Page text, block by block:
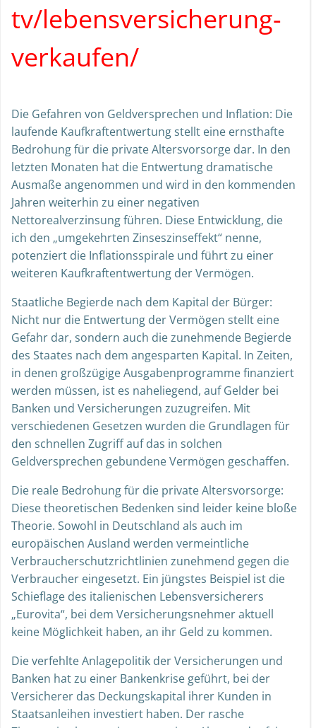
tv/lebensversicherung-
verkaufen/
Die Gefahren von Geldversprechen und Inflation: Die
laufende Kaufkraftentwertung stellt eine ernsthafte
Bedrohung für die private Altersvorsorge dar. In den
letzten Monaten hat die Entwertung dramatische
Ausmaße angenommen und wird in den kommenden
Jahren weiterhin zu einer negativen
Nettorealverzinsung führen. Diese Entwicklung, die
ich den „umgekehrten Zinseszinseffekt“ nenne,
potenziert die Inflationsspirale und führt zu einer
weiteren Kaufkraftentwertung der Vermögen.
Staatliche Begierde nach dem Kapital der Bürger:
Nicht nur die Entwertung der Vermögen stellt eine
Gefahr dar, sondern auch die zunehmende Begierde
des Staates nach dem angesparten Kapital. In Zeiten,
in denen großzügige Ausgabenprogramme finanziert
werden müssen, ist es naheliegend, auf Gelder bei
Banken und Versicherungen zuzugreifen. Mit
verschiedenen Gesetzen wurden die Grundlagen für
den schnellen Zugriff auf das in solchen
Geldversprechen gebundene Vermögen geschaffen.
Die reale Bedrohung für die private Altersvorsorge:
Diese theoretischen Bedenken sind leider keine bloße
Theorie. Sowohl in Deutschland als auch im
europäischen Ausland werden vermeintliche
Verbraucherschutzrichtlinien zunehmend gegen die
Verbraucher eingesetzt. Ein jüngstes Beispiel ist die
Schieflage des italienischen Lebensversicherers
„Eurovita“, bei dem Versicherungsnehmer aktuell
keine Möglichkeit haben, an ihr Geld zu kommen.
Die verfehlte Anlagepolitik der Versicherungen und
Banken hat zu einer Bankenkrise geführt, bei der
Versicherer das Deckungskapital ihrer Kunden in
Staatsanleihen investiert haben. Der rasche